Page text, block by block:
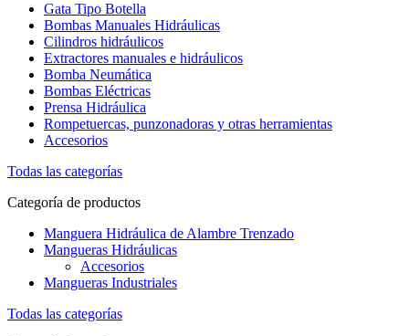
Gata Tipo Botella
Bombas Manuales Hidráulicas
Cilindros hidráulicos
Extractores manuales e hidráulicos
Bomba Neumática
Bombas Eléctricas
Prensa Hidráulica
Rompetuercas, punzonadoras y otras herramientas
Accesorios
Todas las categorías
Categoría de productos
Manguera Hidráulica de Alambre Trenzado
Mangueras Hidráulicas
Accesorios
Mangueras Industriales
Todas las categorías